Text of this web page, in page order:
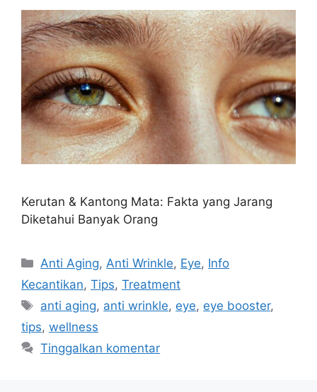
Kerutan & Kantong Mata: Fakta yang Jarang
Diketahui Banyak Orang
Anti Aging, Anti Wrinkle, Eye, Info
Kecantikan, Tips, Treatment
anti aging, anti wrinkle, eye, eye booster,
tips, wellness
Tinggalkan komentar